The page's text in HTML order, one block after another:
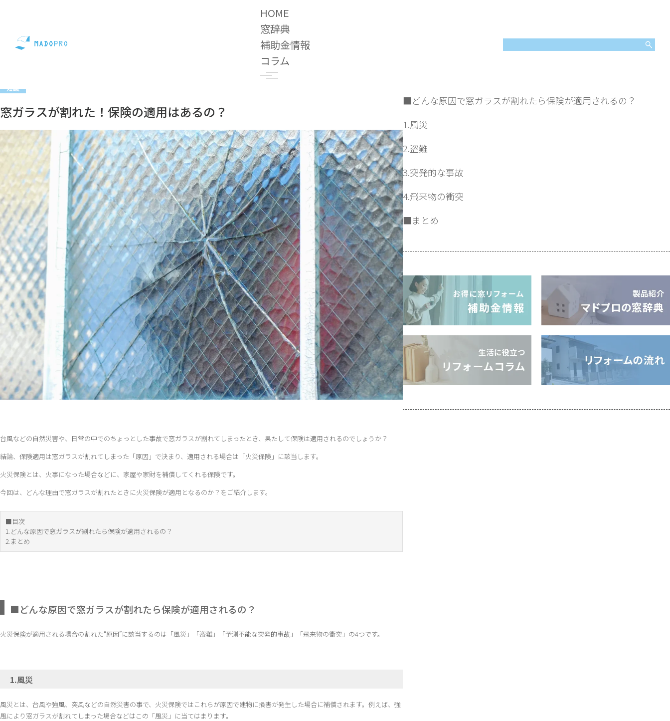
HOME
窓辞典
補助金情報
コラム
コラム 知識
知識
窓ガラスが割れた！保険の適用はあるの？
台風などの自然災害や、日常の中でのちょっとした事故で窓ガラスが割れてしまったとき、果たして保険は適用されるのでしょうか？
結論、保険適用は窓ガラスが割れてしまった「原因」で決まり、適用される場合は「火災保険」に該当します。
火災保険とは、火事になった場合などに、家屋や家財を補償してくれる保険です。
今回は、どんな理由で窓ガラスが割れたときに火災保険が適用となるのか？をご紹介します。
■目次
1.どんな原因で窓ガラスが割れたら保険が適用されるの？
2.まとめ
■どんな原因で窓ガラスが割れたら保険が適用されるの？
火災保険が適用される場合の割れた“原因”に該当するのは「風災」「盗難」「予測不能な突発的事故」「飛来物の衝突」の4つです。
1.風災
風災とは、台風や強風、突風などの自然災害の事で、火災保険ではこれらが原因で建物に損害が発生した場合に補償されます。例えば、強
風により窓ガラスが割れてしまった場合などはこの「風災」に当てはまります。
■どんな原因で窓ガラスが割れたら保険が適用されるの？
1.風災
2.盗難
3.突発的な事故
4.飛来物の衝突
■まとめ